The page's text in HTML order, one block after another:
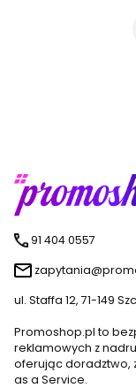
91 404 0557
ul. Staffa 12, 71-149
Promoshop.pl to
reklamowych z
oferując doradztwo,
as a Service.